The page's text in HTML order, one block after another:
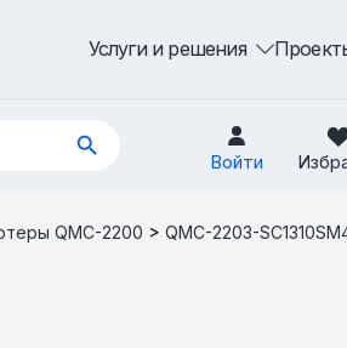
Услуги и решения
Войти
QMC-2200 > QMC-2203-